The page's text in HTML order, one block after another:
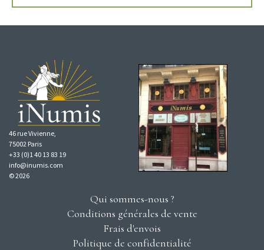
46 rue Vivienne,
75002 Paris
+33 (0)1 40 13 83 19
info@inumis.com
© 2026
Qui sommes-nous ?
Conditions générales de vente
Frais d'envois
Politique de confidentialité